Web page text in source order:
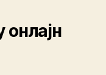
онлајн